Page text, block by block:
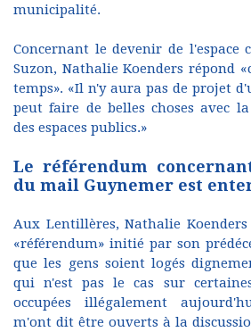
municipalité.
Concernant le devenir de l'espace
Suzon, Nathalie Koenders répond
temps». «Il n'y aura pas de projet
peut faire de belles choses avec
des espaces publics.»
Le référendum
du mail Guynemer est
Aux Lentillères, Nathalie
«référendum» initié par son
que les gens soient logés
qui n'est pas le cas sur
occupées illégalement
m'ont dit être ouverts à la